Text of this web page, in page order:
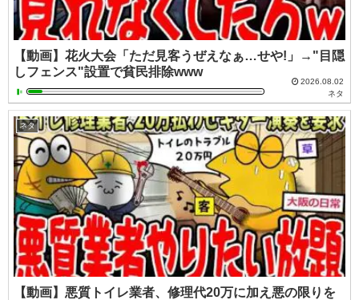
【動画】花火大会「ただ見客うぜえなぁ…せや!」→"目隠
しフェンス"設置で貧民排除www
2026.08.02
ネタ
ネタ
【動画】悪質トイレ業者、修理代20万に加え悪の限りを